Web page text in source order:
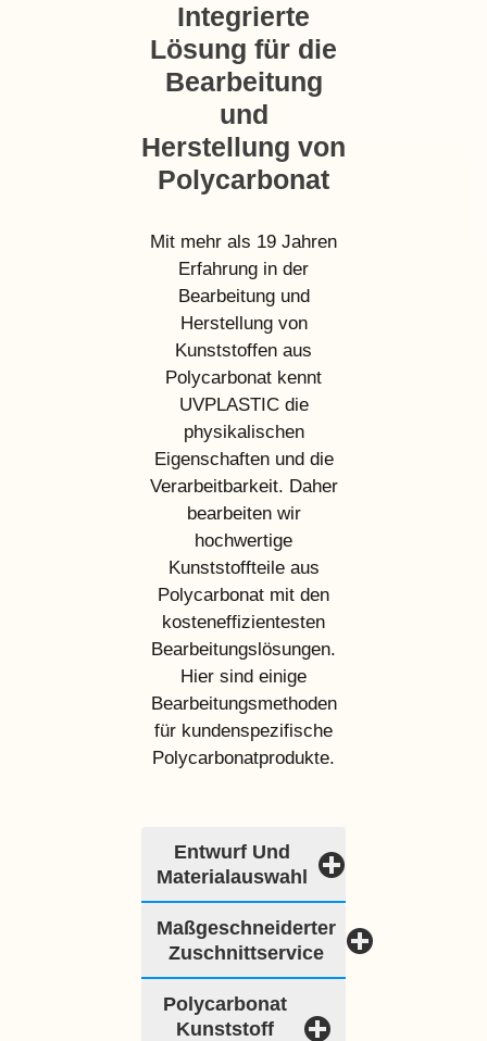
Integrierte
Lösung für die
Bearbeitung
und
Herstellung von
Polycarbonat
Mit mehr als 19 Jahren
Erfahrung in der
Bearbeitung und
Herstellung von
Kunststoffen aus
Polycarbonat kennt
UVPLASTIC die
physikalischen
Eigenschaften und die
Verarbeitbarkeit. Daher
bearbeiten wir
hochwertige
Kunststoffteile aus
Polycarbonat mit den
kosteneffizientesten
Bearbeitungslösungen.
Hier sind einige
Bearbeitungsmethoden
für kundenspezifische
Polycarbonatprodukte.
Entwurf Und
Materialauswahl
Maßgeschneiderter
Zuschnittservice
Polycarbonat
Kunststoff